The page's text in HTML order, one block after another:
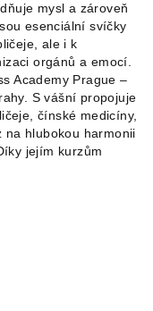
mysl a zároveň
esenciální svíčky
ale i k
orgánů a emocí.
Academy Prague –
S vášní propojuje
čínské medicíny,
hlubokou harmonii
jejím kurzům